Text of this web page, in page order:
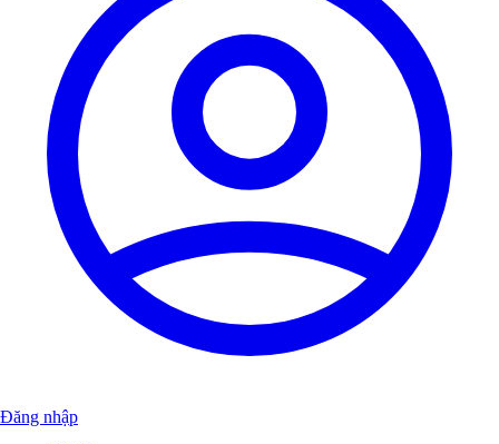
Đăng nhập